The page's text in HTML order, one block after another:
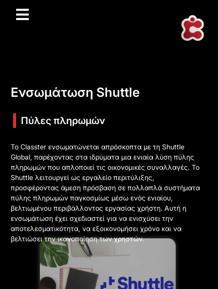
Ενσωμάτωση Shuttle
Πύλες πληρωμών
Το Classter ενσωματώνεται απρόσκοπτα με τη Shuttle
Global, παρέχοντας στα ιδρύματα μια ενιαία λύση πύλης
πληρωμών που απλοποιεί τις οικονομικές συναλλαγές. Το
Shuttle λειτουργεί ως εργαλείο περιτύλιξης,
προσφέροντας άμεση πρόσβαση σε πολλαπλά συστήματα
πύλης πληρωμών παγκοσμίως μέσω ενός ενιαίου,
βελτιωμένου περιβάλλοντος εργασίας χρήστη. Αυτή η
ενσωμάτωση έχει σχεδιαστεί για να ενισχύσει την
αποτελεσματικότητα, να εξοικονομήσει χρόνο και να
βελτιώσει την ικανοποίηση των χρηστών.